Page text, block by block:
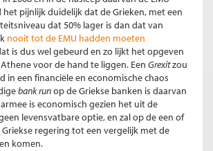
het pijnlijk duidelijk dat de Grieken, met een
dat 50% lager is dan dat van
nooit tot de EMU hadden moeten
is dus wel gebeurd en zo lijkt het opgeven
voor de hand te liggen. Een Grexitzou
in een financiële en economische chaos
bank runop de Griekse banken is daarvan
is economisch gezien het uit de
levensvatbare optie, en zal op de een of
regering tot een vergelijk met de
komen.